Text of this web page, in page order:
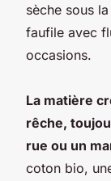
sèche sous
faufile avec
occasions.
La matière
rêche,
rue ou un
coton bio,